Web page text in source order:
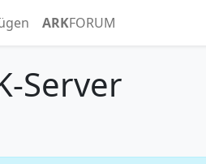
ARKFORUM
Server